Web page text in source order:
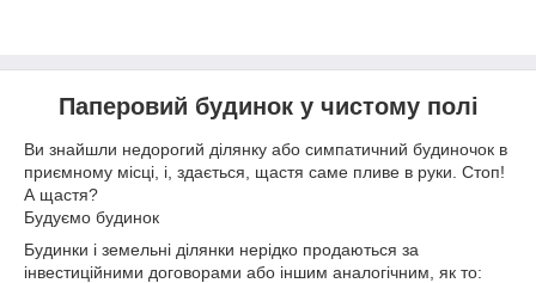
Паперовий будинок у чистому полі
Ви знайшли недорогий ділянку або симпатичний будиночок в
приємному місці, і, здається, щастя саме пливе в руки. Стоп!
А щастя?
Будуємо будинок
Будинки і земельні ділянки нерідко продаються за
інвестиційними договорами або іншим аналогічним, як то: